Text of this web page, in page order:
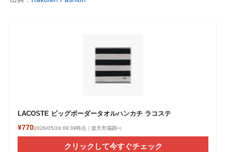
LACOSTE ビッグボーダータオルハンカチ ラコステ
¥7702026/05/24 09:39時点｜楽天市場調べ
クリックして今すぐチェック